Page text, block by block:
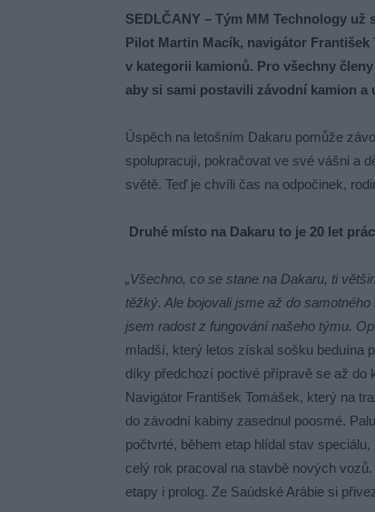
SEDLČANY – Tým MM Technology
Pilot Martin Macík, navigátor František
v kategorii kamionů. Pro všechny
aby si sami postavili závodní kamion a
Úspěch na letošním Dakaru pomůže
spolupracují, pokračovat ve své vášni a
světě. Teď je chvíli čas na odpočinek,
Druhé místo na Dakaru to je 20 let
„Všechno, co se stane na Dakaru, ti
těžký. Ale bojovali jsme až do
jsem radost z fungování našeho týmu.
mladší, který letos získal sošku beduína
díky předchozí poctivé přípravě se až do
Navigátor František Tomášek, který na
do závodní kabiny zasednul poosmé.
počtvrté, během etap hlídal stav
celý rok pracoval na stavbě nových
etapy i prolog. Ze Saúdské Arábie si